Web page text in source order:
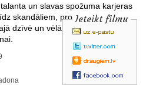
un slavas spožuma karjeras
skandāliem, problēmām
dzīvē un vēlākai grēku
Ieteikt filmu